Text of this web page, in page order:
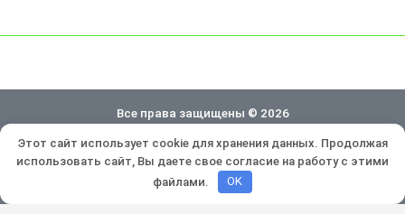
Все права защищены © 2026
Политика конфиденциальности
Разработка и продвижение:
Этот сайт использует cookie для хранения данных. Продолжая
использовать сайт, Вы даете свое согласие на работу с этими
файлами.
OK